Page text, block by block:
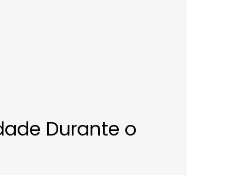
Durante o